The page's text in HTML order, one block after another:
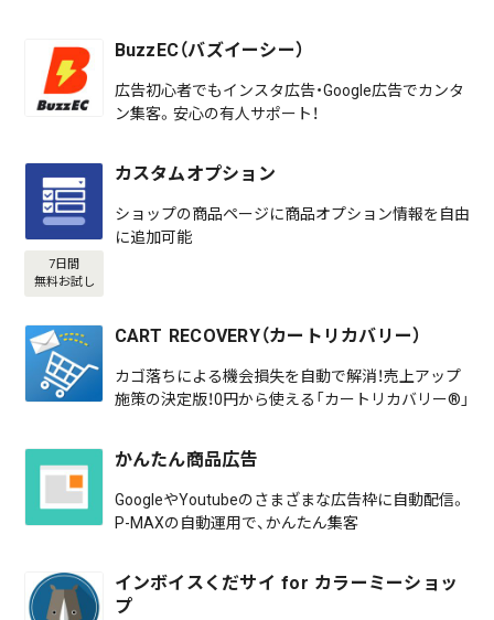
BuzzEC（バズイーシー）
広告初心者でもインスタ広告・Google広告でカンタ
ン集客。安心の有人サポート！
7日間
無料お試し
カスタムオプション
ショップの商品ページに商品オプション情報を自由
に追加可能
CART RECOVERY（カートリカバリー）
カゴ落ちによる機会損失を自動で解消！売上アップ
施策の決定版！0円から使える「カートリカバリー®」
かんたん商品広告
GoogleやYoutubeのさまざまな広告枠に自動配信。
P-MAXの自動運用で、かんたん集客
インボイスくだサイ for カラーミーショッ
プ